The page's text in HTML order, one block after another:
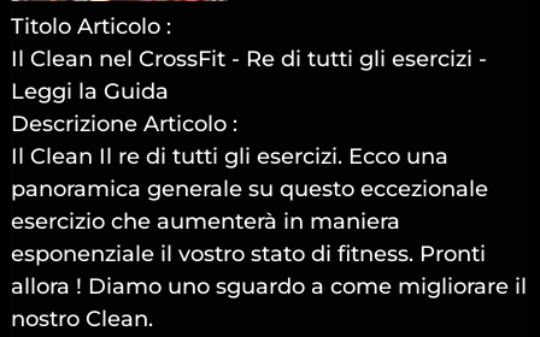
Titolo Articolo :
Il Clean nel CrossFit - Re di tutti gli esercizi -
Leggi la Guida
Descrizione Articolo :
Il Clean Il re di tutti gli esercizi. Ecco una
panoramica generale su questo eccezionale
esercizio che aumenterà in maniera
esponenziale il vostro stato di fitness. Pronti
allora ! Diamo uno sguardo a come migliorare il
nostro Clean.